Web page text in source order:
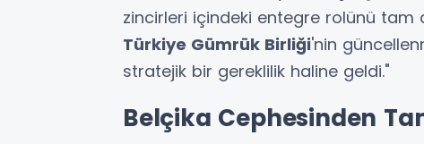
zincirleri içindeki entegre rolünü tam
Türkiye Gümrük Birliği'nin
stratejik bir gereklilik haline geldi."
Belçika Cephesinden